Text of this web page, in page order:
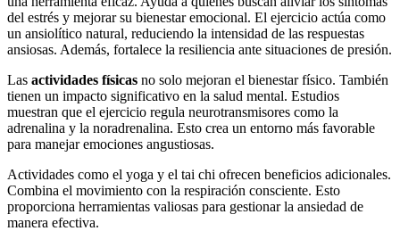
del estrés y mejorar su bienestar emocional. El ejercicio actúa como
un ansiolítico natural, reduciendo la intensidad de las respuestas
ansiosas. Además, fortalece la resiliencia ante situaciones de presión.
Las actividades físicas no solo mejoran el bienestar físico. También
tienen un impacto significativo en la salud mental. Estudios
muestran que el ejercicio regula neurotransmisores como la
adrenalina y la noradrenalina. Esto crea un entorno más favorable
para manejar emociones angustiosas.
Actividades como el yoga y el tai chi ofrecen beneficios adicionales.
Combina el movimiento con la respiración consciente. Esto
proporciona herramientas valiosas para gestionar la ansiedad de
manera efectiva.